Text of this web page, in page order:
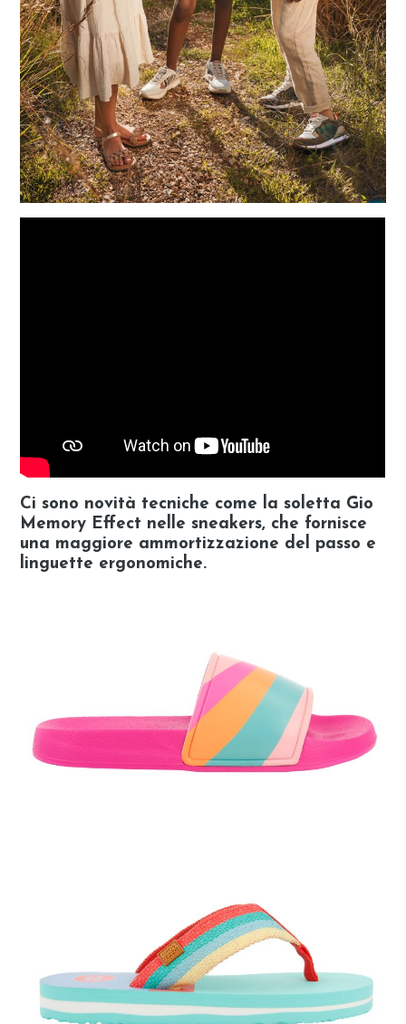
Ci sono novità tecniche come la soletta Gio
Memory Effect nelle sneakers, che fornisce
una maggiore ammortizzazione del passo e
linguette ergonomiche.